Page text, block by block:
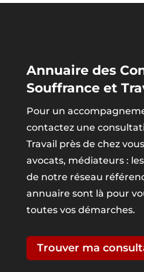
Annuaire des
Souffrance et
Pour un
contactez une
Travail près de chez
avocats, médiateurs :
de notre réseau
annuaire sont là pour
toutes vos démarches.
Trouver ma